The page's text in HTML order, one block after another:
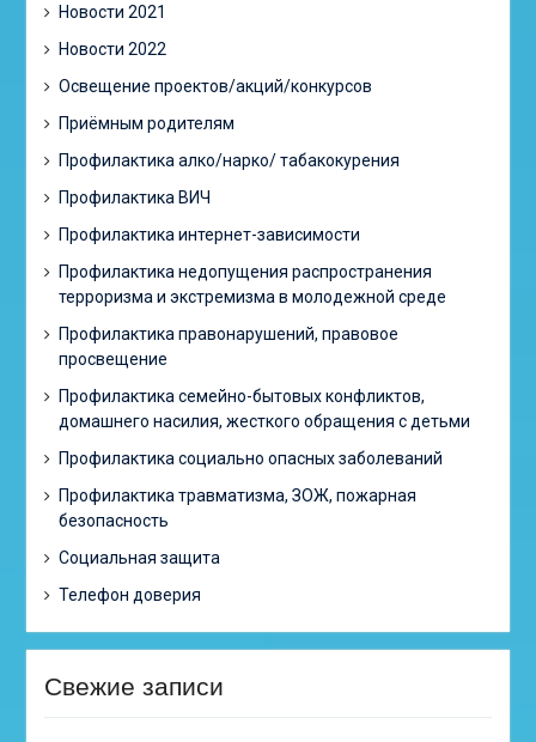
Новости 2021
Новости 2022
Освещение проектов/акций/конкурсов
Приёмным родителям
Профилактика алко/нарко/ табакокурения
Профилактика ВИЧ
Профилактика интернет-зависимости
Профилактика недопущения распространения
терроризма и экстремизма в молодежной среде
Профилактика правонарушений, правовое
просвещение
Профилактика семейно-бытовых конфликтов,
домашнего насилия, жесткого обращения с детьми
Профилактика социально опасных заболеваний
Профилактика травматизма, ЗОЖ, пожарная
безопасность
Социальная защита
Телефон доверия
Свежие записи